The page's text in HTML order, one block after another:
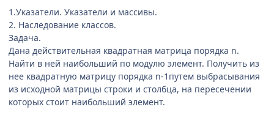
1.Указатели. Указатели и массивы.
2. Наследование классов.
Задача.
Дана действительная квадратная матрица порядка n.
Найти в ней наибольший по модулю элемент. Получить из
нее квадратную матрицу порядка n-1путем выбрасывания
из исходной матрицы строки и столбца, на пересечении
которых стоит наибольший элемент.